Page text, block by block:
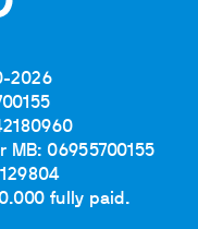
2026
MB: 06955700155
fully paid.